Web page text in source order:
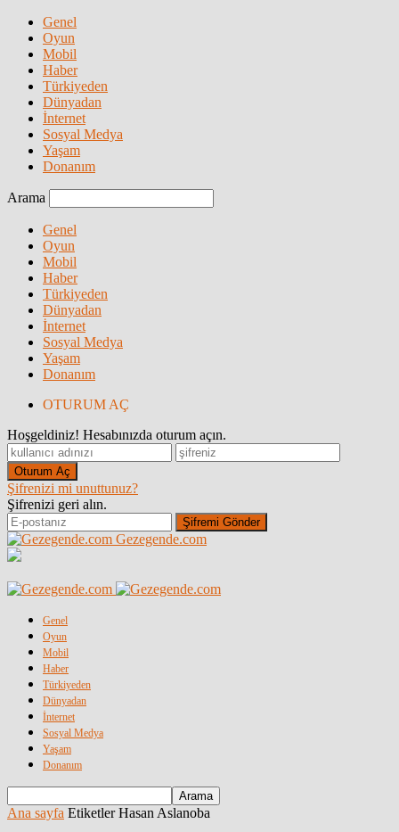
Genel
Oyun
Mobil
Haber
Türkiyeden
Dünyadan
İnternet
Sosyal Medya
Yaşam
Donanım
Arama
Genel
Oyun
Mobil
Haber
Türkiyeden
Dünyadan
İnternet
Sosyal Medya
Yaşam
Donanım
OTURUM AÇ
Hoşgeldiniz! Hesabınızda oturum açın.
Şifrenizi mi unuttunuz?
Şifrenizi geri alın.
Gezegende.com
Genel
Oyun
Mobil
Haber
Türkiyeden
Dünyadan
İnternet
Sosyal Medya
Yaşam
Donanım
Ana sayfa Etiketler Hasan Aslanoba